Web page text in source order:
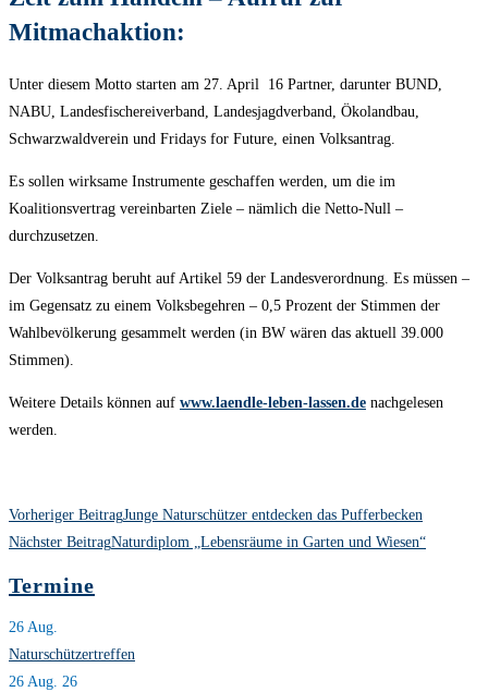
Mitmachaktion:
Unter diesem Motto starten am 27. April 16 Partner, darunter BUND,
NABU, Landesfischereiverband, Landesjagdverband, Ökolandbau,
Schwarzwaldverein und Fridays for Future, einen Volksantrag.
Es sollen wirksame Instrumente geschaffen werden, um die im
Koalitionsvertrag vereinbarten Ziele – nämlich die Netto-Null –
durchzusetzen.
Der Volksantrag beruht auf Artikel 59 der Landesverordnung. Es müssen –
im Gegensatz zu einem Volksbegehren – 0,5 Prozent der Stimmen der
Wahlbevölkerung gesammelt werden (in BW wären das aktuell 39.000
Stimmen).
Weitere Details können auf www.laendle-leben-lassen.de nachgelesen
werden.
Weitere
Artikel
ansehen
Vorheriger BeitragJunge Naturschützer entdecken das Pufferbecken
Nächster BeitragNaturdiplom „Lebensräume in Garten und Wiesen“
Termine
26 Aug.
Naturschützertreffen
26 Aug. 26